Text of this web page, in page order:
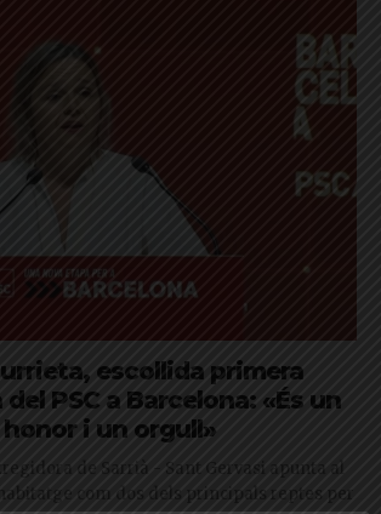
escollida primera
PSC a Barcelona: «És un
honor i un orgull»
de Sarrià - Sant Gervasi apunta al
com dos dels principals reptes per